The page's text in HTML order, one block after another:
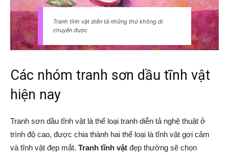
Tranh tĩnh vật diễn tả những thứ không di
chuyển được
Các nhóm tranh sơn dầu tĩnh vật
hiện nay
Tranh sơn dầu tĩnh vật là thể loại tranh diễn tả nghệ thuật ở
trình độ cao, được chia thành hai thể loại là tĩnh vật gợi cảm
và tĩnh vật đẹp mắt. Tranh tĩnh vật đẹp thường sẽ chọn